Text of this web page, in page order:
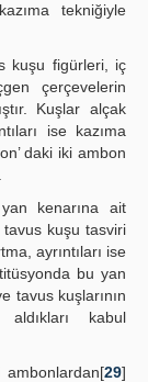
tekniğiyle
kuşu figürleri, iç
çerçevelerin
Kuşlar alçak
ise kazıma
daki iki ambon
kenarına ait
kuşu tasviri
ayrıntıları ise
bu yan
tavus kuşlarının
kabul
ambonlardan[29]